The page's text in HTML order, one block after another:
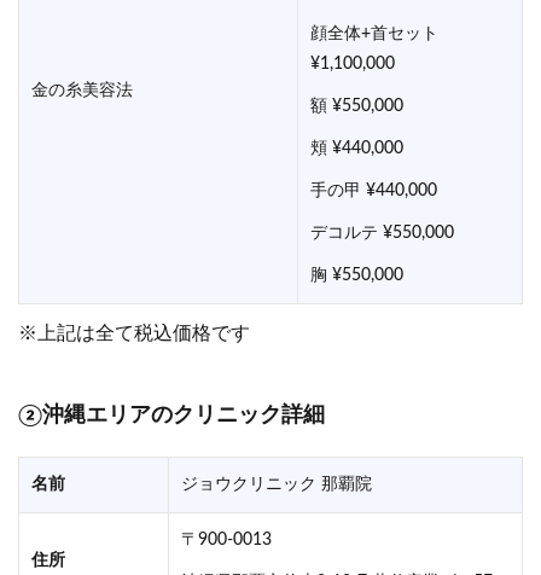
金の糸美容法
顔全体+首セット
¥1,100,000
額 ¥550,000
頬 ¥440,000
手の甲 ¥440,000
デコルテ ¥550,000
胸 ¥550,000
※上記は全て税込価格です
②沖縄エリアのクリニック詳細
名前 ジョウクリニック 那覇院
住所
〒900-0013